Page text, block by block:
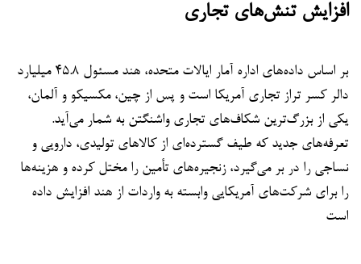
افزایش تنش‌های تجاری
بر اساس داده‌های اداره آمار ایالات متحده، هند مسئول ۴۵.۸ میلیارد
دالر کسر تراز تجاری آمریکا است و پس از چین، مکسیکو و آلمان،
یکی از بزرگ‌ترین شکاف‌های تجاری واشنگتن به شمار می‌آید.
تعرفه‌های جدید که طیف گسترده‌ای از کالاهای تولیدی، دارویی و
نساجی را در بر می‌گیرد، زنجیره‌های تأمین را مختل کرده و هزینه‌ها
را برای شرکت‌های آمریکایی وابسته به واردات از هند افزایش داده
است